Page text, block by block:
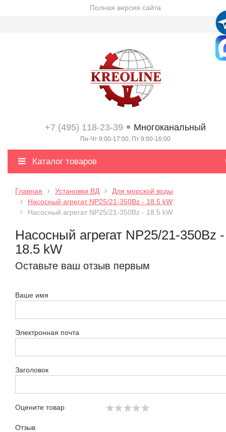
Полная версия сайта
+7 (495) 118-23-39 Многоканальный
Пн-Чт 9:00-17:00. Пт 9:00-16:00
Каталог товаров
Главная Установки ВД
Для морской воды
Насосный агрегат NP25/21-350Bz - 18.5 kW
Насосный агрегат NP25/21-350Bz - 18.5 kW
Насосный агрегат NP25/21-350Bz -
18.5 kW
Оставьте ваш отзыв первым
Ваше имя
Электронная почта
Заголовок
Оцените товар
Отзыв